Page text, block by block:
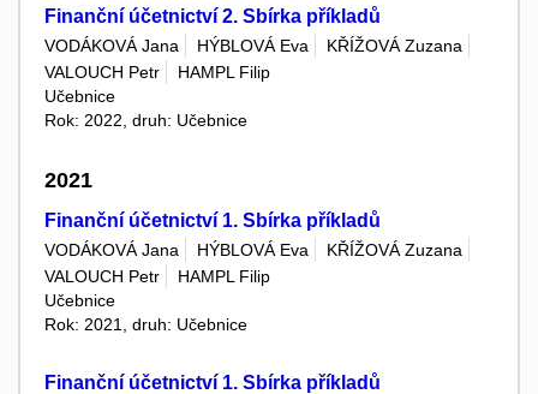
Finanční účetnictví 2. Sbírka příkladů
VODÁKOVÁ Jana HÝBLOVÁ Eva
KŘÍŽOVÁ Zuzana
VALOUCH Petr
HAMPL Filip
Učebnice
Rok: 2022, druh: Učebnice
2021
Finanční účetnictví 1. Sbírka příkladů
VODÁKOVÁ Jana HÝBLOVÁ Eva
KŘÍŽOVÁ Zuzana
VALOUCH Petr
HAMPL Filip
Učebnice
Rok: 2021, druh: Učebnice
Finanční účetnictví 1. Sbírka příkladů